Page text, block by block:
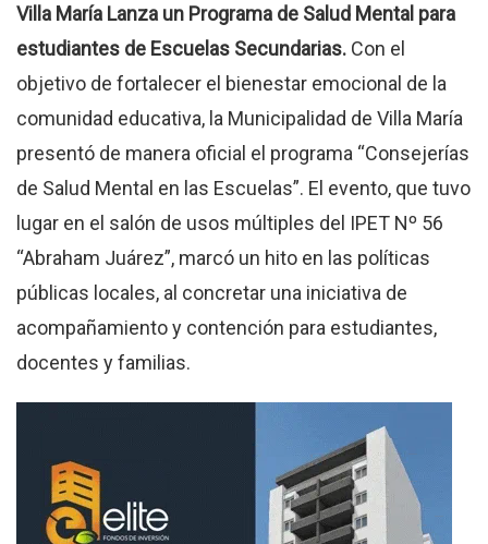
Villa María Lanza un Programa de Salud Mental para
estudiantes de Escuelas Secundarias. Con el
objetivo de fortalecer el bienestar emocional de la
comunidad educativa, la Municipalidad de Villa María
presentó de manera oficial el programa “Consejerías
de Salud Mental en las Escuelas”. El evento, que tuvo
lugar en el salón de usos múltiples del IPET Nº 56
“Abraham Juárez”, marcó un hito en las políticas
públicas locales, al concretar una iniciativa de
acompañamiento y contención para estudiantes,
docentes y familias.